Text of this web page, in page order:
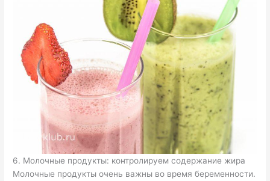
6. Молочные продукты: контролируем содержание жира
Молочные продукты очень важны во время беременности.